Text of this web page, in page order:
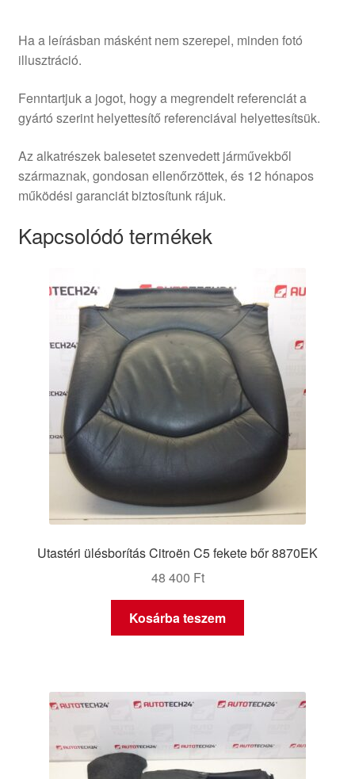
Ha a leírásban másként nem szerepel, minden fotó
illusztráció.
Fenntartjuk a jogot, hogy a megrendelt referenciát a
gyártó szerint helyettesítő referenciával helyettesítsük.
Az alkatrészek balesetet szenvedett járművekből
származnak, gondosan ellenőrzöttek, és 12 hónapos
működési garanciát biztosítunk rájuk.
Kapcsolódó termékek
Utastéri ülésborítás Citroën C5 fekete bőr 8870EK
48 400 Ft
Kosárba teszem